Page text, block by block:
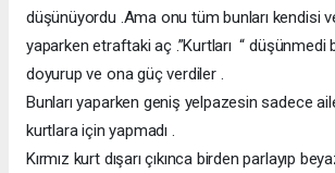
düşünüyordu .Ama onu tüm bunları kendisi
yaparken etraftaki aç .”Kurtları “ düşünmedi
doyurup ve ona güç verdiler .
Bunları yaparken geniş yelpazesin sadece
kurtlara için yapmadı .
Kırmız kurt dışarı çıkınca birden parlayıp